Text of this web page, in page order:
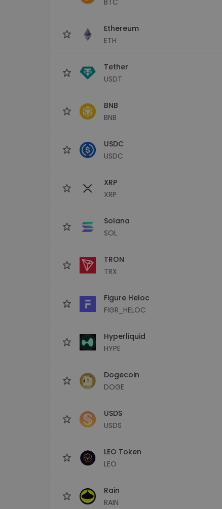
Ethereum
ETH
Tether
USDT
BNB
BNB
USDC
USDC
XRP
XRP
Solana
SOL
TRON
TRX
Figure Heloc
FIGR_HELOC
Hyperliquid
HYPE
Dogecoin
DOGE
USDS
USDS
LEO Token
LEO
Rain
RAIN